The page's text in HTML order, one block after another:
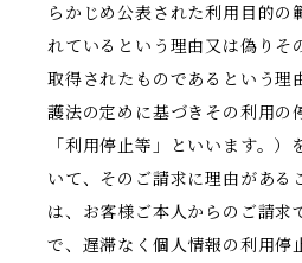
らかじめ公表された利用目的の
れているという理由又は偽りそ
取得されたものであるという理
護法の定めに基づきその利用の
「利用停止等」といいます。
いて、そのご請求に理由がある
は、お客様ご本人からのご請求
で、遅滞なく個人情報の利用停